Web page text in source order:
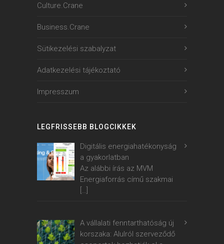
Culture.Crane
Business.Crane
Sütikezelési szabalyzat
Adatkezelési tájékoztató
Impresszum
LEGFRISSEBB BLOGCIKKEK
Digitális energiahatékonyság
a gyakorlatban
Az alábbi írás az MVM
Energiaforrás című szakmai
A vállalati fenntarthatóság új
korszaka: Alulról szerveződő